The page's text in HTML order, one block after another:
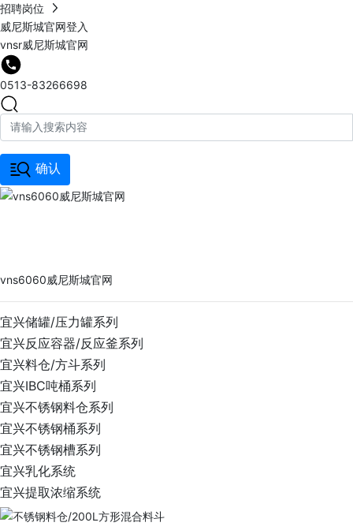
招聘岗位
威尼斯城官网登入
vnsr威尼斯城官网
0513-83266698
确认
vns6060威尼斯城官网
宜兴储罐/压力罐系列
宜兴反应容器/反应釜系列
宜兴料仓/方斗系列
宜兴IBC吨桶系列
宜兴不锈钢料仓系列
宜兴不锈钢桶系列
宜兴不锈钢槽系列
宜兴乳化系统
宜兴提取浓缩系统